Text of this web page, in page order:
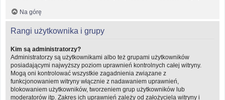
Na górę
Rangi użytkownika i grupy
Kim są administratorzy?
Administratorzy są użytkownikami albo też grupami użytkowników
posiadającymi najwyższy poziom uprawnień kontrolnych całej witryny.
Mogą oni kontrolować wszystkie zagadnienia związane z
funkcjonowaniem witryny włącznie z nadawaniem uprawnień,
blokowaniem użytkowników, tworzeniem grup użytkowników lub
moderatorów itp. Zakres ich uprawnień zależy od założyciela witryny i